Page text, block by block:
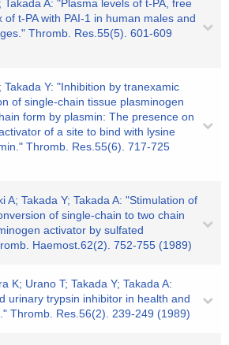
Takada A: "Plasma levels of t-PA, free
of t-PA with PAI-1 in human males and
Thromb. Res.55(5). 601-609
Takada Y: "Inhibition by tranexamic
of single-chain tissue plasminogen
form by plasmin: The presence on
of a site to bind with lysine
Thromb. Res.55(6). 717-725
A; Takada Y; Takada A: "Stimulation of
of single-chain to two chain
activator by sulfated
Haemost.62(2). 752-755 (1989)
K; Urano T; Takada Y; Takada A:
urinary trypsin inhibitor in health and
Thromb. Res.56(2). 239-249 (1989)